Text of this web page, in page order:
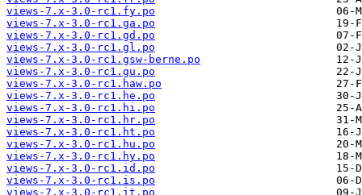
views-7.x-3.0-rc1.fy.po
views-7.x-3.0-rc1.ga.po
views-7.x-3.0-rc1.gd.po
views-7.x-3.0-rc1.gl.po
views-7.x-3.0-rc1.gsw-berne.po
views-7.x-3.0-rc1.gu.po
views-7.x-3.0-rc1.haw.po
views-7.x-3.0-rc1.he.po
views-7.x-3.0-rc1.hi.po
views-7.x-3.0-rc1.hr.po
views-7.x-3.0-rc1.ht.po
views-7.x-3.0-rc1.hu.po
views-7.x-3.0-rc1.hy.po
views-7.x-3.0-rc1.id.po
views-7.x-3.0-rc1.is.po
views-7.x-3.0-rc1.it.po